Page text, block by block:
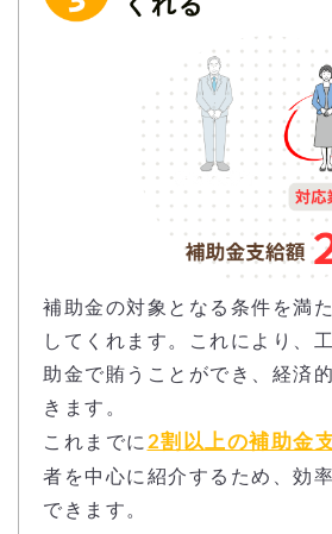
補助金の対象となる条件を満
してくれます。これにより、
助金で賄うことができ、経済
きます。
これまでに 2割以上の補助金
者を中心に紹介するため、効
できます。